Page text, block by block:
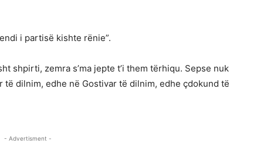
i partisë kishte rënie”.
shpirti, zemra s’ma jepte t’i them tërhiqu. Sepse nuk
dilnim, edhe në Gostivar të dilnim, edhe çdokund të
- Advertisment -